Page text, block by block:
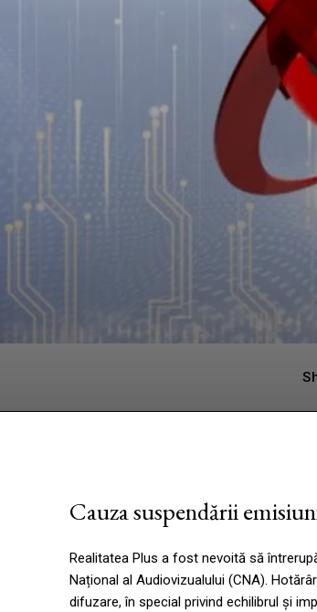
Cauza suspendării
Realitatea Plus a fost nevoită să
Național al Audiovizualului (CNA).
difuzare, în special privind echilibrul și